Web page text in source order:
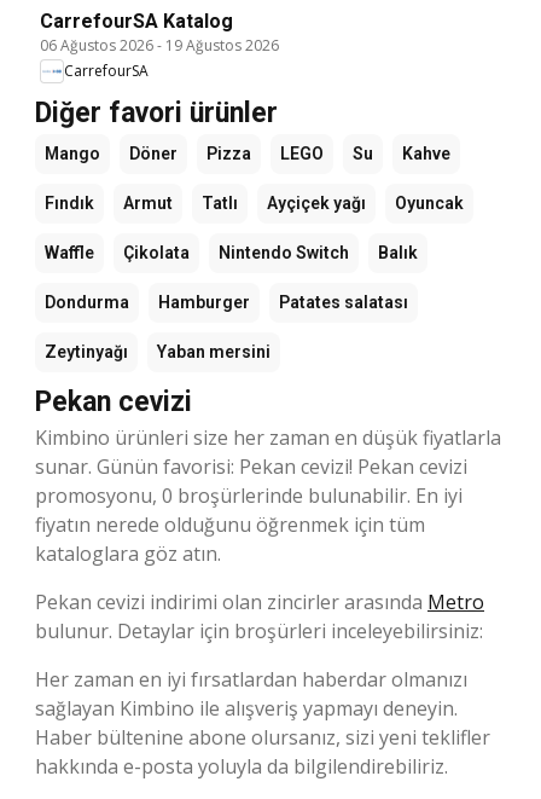
CarrefourSA Katalog
06 Ağustos 2026- 19 Ağustos 2026
CarrefourSA
Diğer favori ürünler
Mango Döner Pizza LEGO Su Kahve
Fındık Armut Tatlı Ayçiçek yağı Oyuncak
Waffle Çikolata Nintendo Switch Balık
Dondurma Hamburger Patates salatası
Zeytinyağı Yaban mersini
Pekan cevizi
Kimbino ürünleri size her zaman en düşük fiyatlarla
sunar. Günün favorisi: Pekan cevizi! Pekan cevizi
promosyonu, 0 broşürlerinde bulunabilir. En iyi
fiyatın nerede olduğunu öğrenmek için tüm
kataloglara göz atın.
Pekan cevizi indirimi olan zincirler arasında Metro
bulunur. Detaylar için broşürleri inceleyebilirsiniz:
Her zaman en iyi fırsatlardan haberdar olmanızı
sağlayan Kimbino ile alışveriş yapmayı deneyin.
Haber bültenine abone olursanız, sizi yeni teklifler
hakkında e-posta yoluyla da bilgilendirebiliriz.